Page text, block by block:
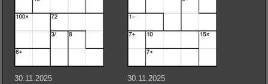
30.11.2025 30.11.2025